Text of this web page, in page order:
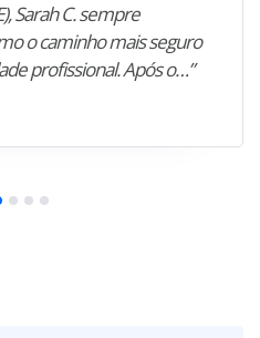
Sarah C. sempre
o caminho mais seguro
profissional. Após o…”